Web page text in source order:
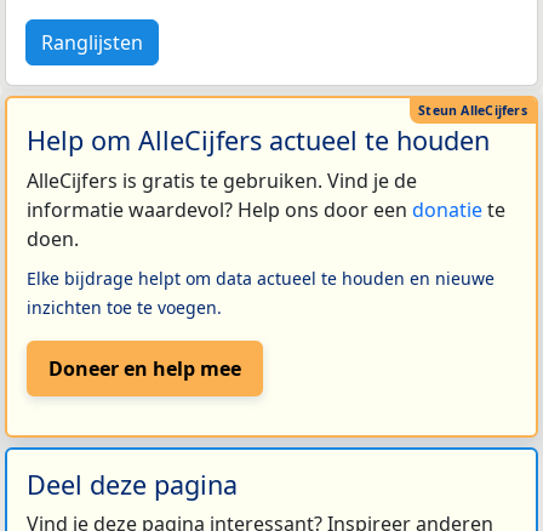
Ranglijsten
Help om AlleCijfers actueel te houden
AlleCijfers is gratis te gebruiken. Vind je de
informatie waardevol? Help ons door een donatiete
doen.
Elke bijdrage helpt om data actueel te houden en nieuwe
inzichten toe te voegen.
Doneer en help mee
Deel deze pagina
Vind je deze pagina interessant? Inspireer anderen